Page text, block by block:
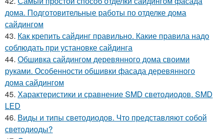
дома. Подготовительные работы по отделке дома
сайдингом
43. Как крепить сайдинг правильно. Какие правила надо
соблюдать при установке сайдинга
44. Обшивка сайдингом деревянного дома своими
руками. Особенности обшивки фасада деревянного
дома сайдингом
45. Характеристики и сравнение SMD светодиодов. SMD
LED
46. Виды и типы светодиодов. Что представляют собой
светодиоды?